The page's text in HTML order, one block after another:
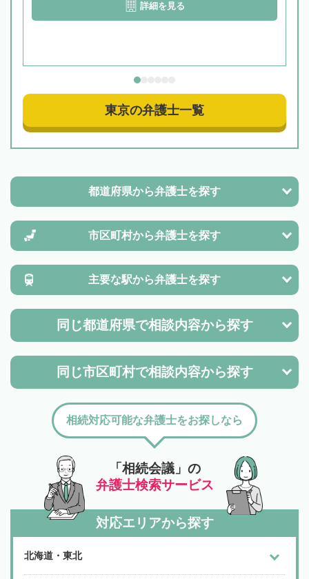
詳細を見る
東京の弁護士一覧
都道府県から弁護士を探す
市区町村から弁護士を探す
主要な駅から弁護士を探す
同じ都道府県で相談内容から探す
同じ市区町村で相談内容から探す
「相続会議」の
弁護士検索サービス
相続対応可能な弁護士をお探しなら
対応エリアから探す
北海道・東北